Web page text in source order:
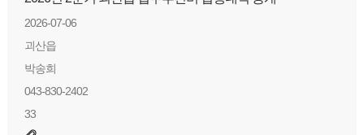
2026-07-06
괴산읍
박송희
043-830-2402
33